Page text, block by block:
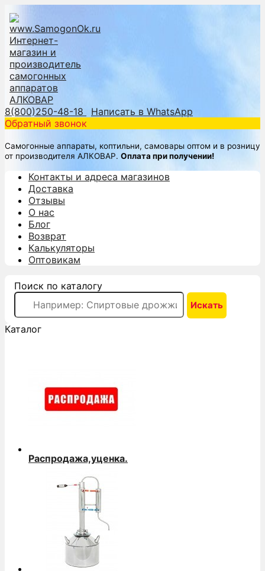
8(800)250-48-18
Написать в WhatsApp
Обратный звонок
Самогонные аппараты, коптильни, самовары оптом и в розницу
от производителя АЛКОВАР. Оплата при получении!
Контакты и адреса магазинов
Доставка
Отзывы
О нас
Блог
Возврат
Калькуляторы
Оптовикам
Поиск по каталогу
Каталог
Распродажа,уценка.